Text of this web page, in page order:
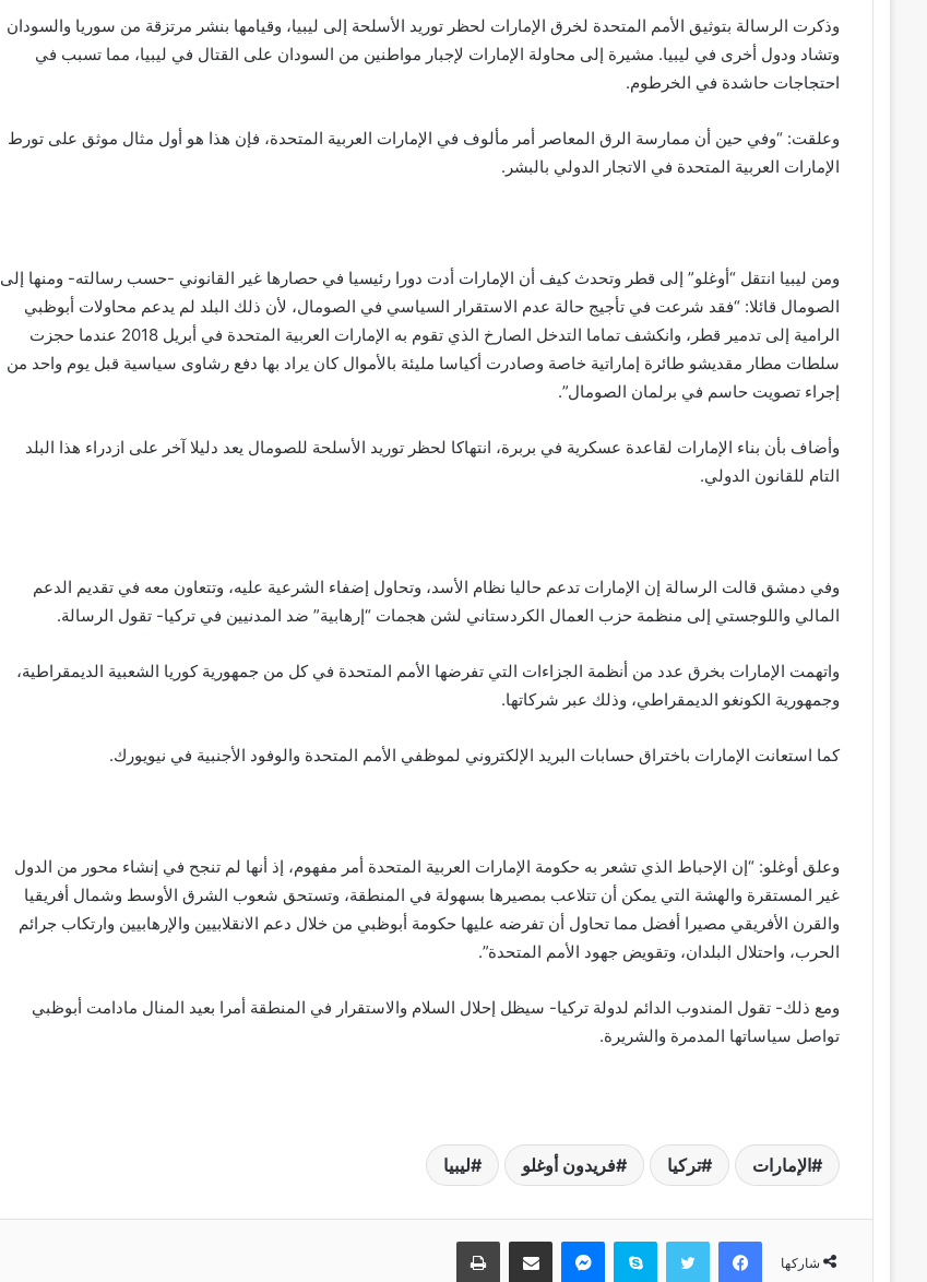
وذكرت الرسالة بتوثيق الأمم المتحدة لخرق الإمارات لحظر توريد الأسلحة إلى ليبيا، وقيامها بنشر مرتزقة من سوريا والسودان
وتشاد ودول أخرى في ليبيا. مشيرة إلى محاولة الإمارات لإجبار مواطنين من السودان على القتال في ليبيا، مما تسبب في
احتجاجات حاشدة في الخرطوم.
وعلقت: “وفي حين أن ممارسة الرق المعاصر أمر مألوف في الإمارات العربية المتحدة، فإن هذا هو أول مثال موثق على تورط
الإمارات العربية المتحدة في الاتجار الدولي بالبشر.
ومن ليبيا انتقل “أوغلو” إلى قطر وتحدث كيف أن الإمارات أدت دورا رئيسيا في حصارها غير القانوني -حسب رسالته- ومنها إلى
الصومال قائلا: “فقد شرعت في تأجيج حالة عدم الاستقرار السياسي في الصومال، لأن ذلك البلد لم يدعم محاولات أبوظبي
الرامية إلى تدمير قطر، وانكشف تماما التدخل الصارخ الذي تقوم به الإمارات العربية المتحدة في أبريل 2018 عندما حجزت
سلطات مطار مقديشو طائرة إماراتية خاصة وصادرت أكياسا مليئة بالأموال كان يراد بها دفع رشاوى سياسية قبل يوم واحد من
إجراء تصويت حاسم في برلمان الصومال”.
وأضاف بأن بناء الإمارات لقاعدة عسكرية في بربرة، انتهاكا لحظر توريد الأسلحة للصومال يعد دليلا آخر على ازدراء هذا البلد
التام للقانون الدولي.
وفي دمشق قالت الرسالة إن الإمارات تدعم حاليا نظام الأسد، وتحاول إضفاء الشرعية عليه، وتتعاون معه في تقديم الدعم
المالي واللوجستي إلى منظمة حزب العمال الكردستاني لشن هجمات “إرهابية” ضد المدنيين في تركيا- تقول الرسالة.
واتهمت الإمارات بخرق عدد من أنظمة الجزاءات التي تفرضها الأمم المتحدة في كل من جمهورية كوريا الشعبية الديمقراطية،
وجمهورية الكونغو الديمقراطي، وذلك عبر شركاتها.
كما استعانت الإمارات باختراق حسابات البريد الإلكتروني لموظفي الأمم المتحدة والوفود الأجنبية في نيويورك.
وعلق أوغلو: “إن الإحباط الذي تشعر به حكومة الإمارات العربية المتحدة أمر مفهوم، إذ أنها لم تنجح في إنشاء محور من الدول
غير المستقرة والهشة التي يمكن أن تتلاعب بمصيرها بسهولة في المنطقة، وتستحق شعوب الشرق الأوسط وشمال أفريقيا
والقرن الأفريقي مصيرا أفضل مما تحاول أن تفرضه عليها حكومة أبوظبي من خلال دعم الانقلابيين والإرهابيين وارتكاب جرائم
الحرب، واحتلال البلدان، وتقويض جهود الأمم المتحدة”.
ومع ذلك- تقول المندوب الدائم لدولة تركيا- سيظل إحلال السلام والاستقرار في المنطقة أمرا بعيد المنال مادامت أبوظبي
تواصل سياساتها المدمرة والشريرة.
الإمارات تركيا فريدون أوغلو ليبيا
شاركها
فيسبوك تويتر سكايب ماسنجر مشاركة عبر البريد طباعة